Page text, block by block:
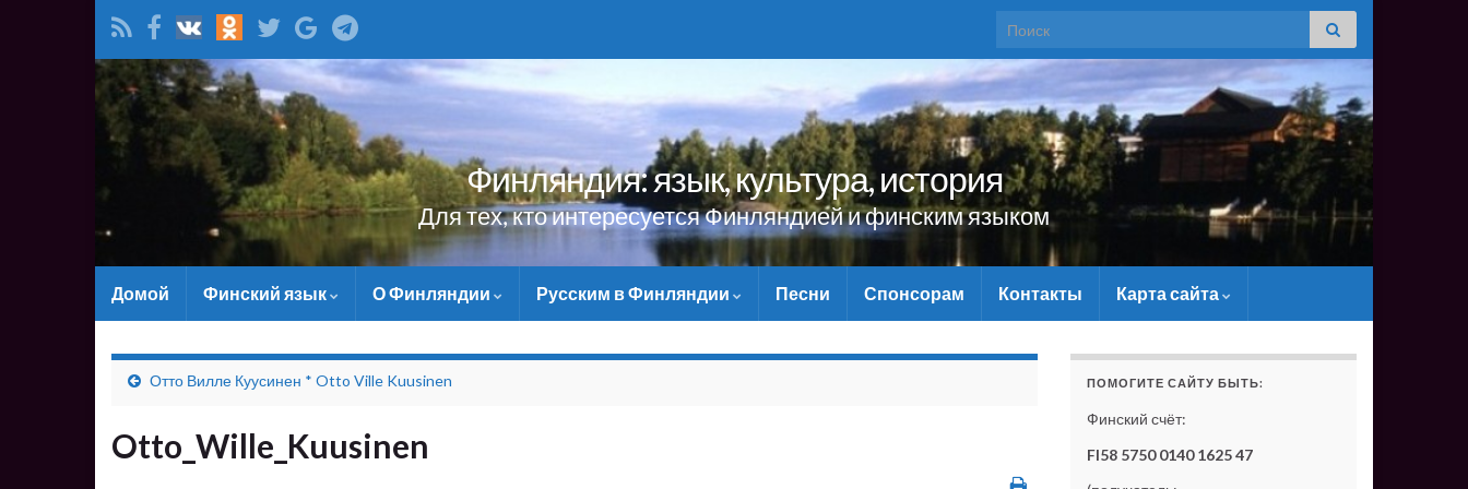
Search for:
Финляндия: язык, культура, история
Для тех, кто интересуется Финляндией и финским языком
Домой Финский язык О Финляндии Русским в Финляндии Песни Спонсорам Контакты Карта сайта
Отто Вилле Куусинен * Otto Ville Kuusinen
Otto_Wille_Kuusinen
ПОМОГИТЕ САЙТУ БЫТЬ:
Финский счёт:
FI58 5750 0140 1625 47